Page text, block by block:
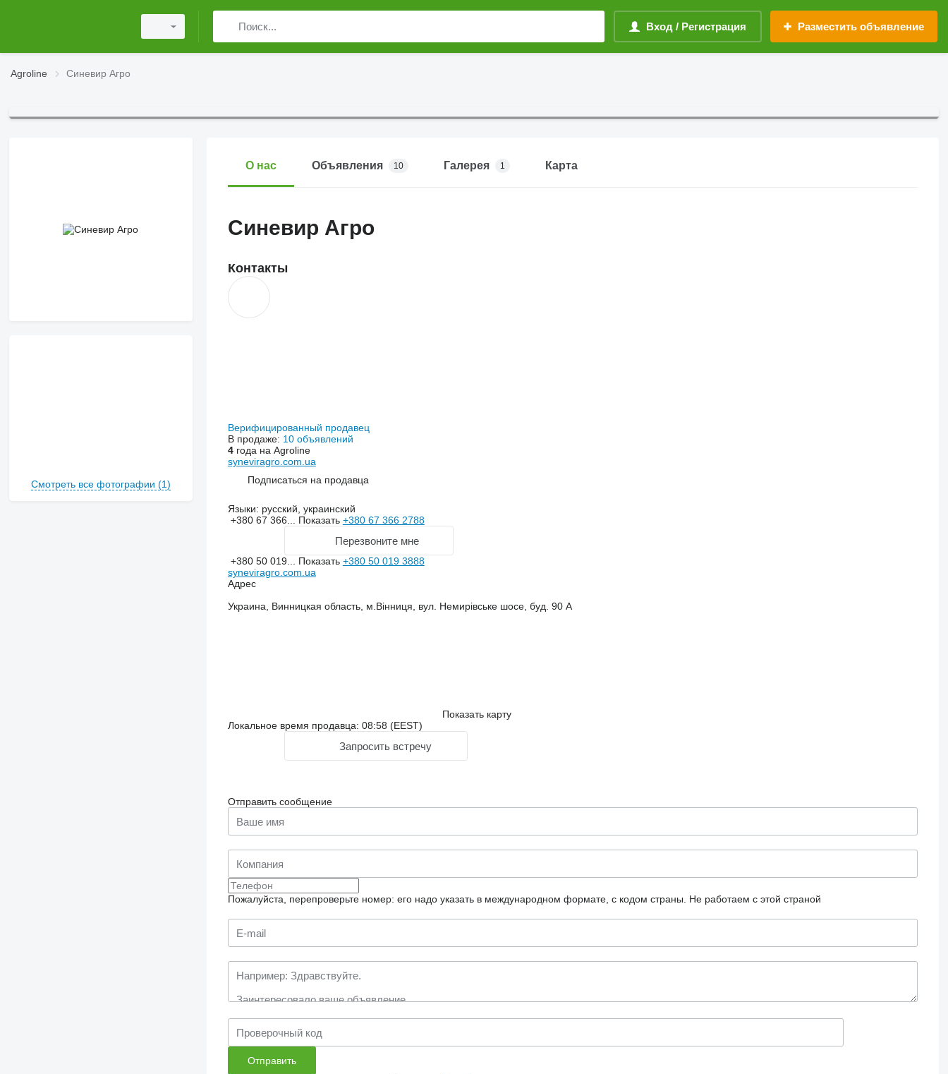
Вход / Регистрация Разместить объявление
Agroline Синевир Агро
Смотреть все фотографии (1)
О нас Объявления 10 Галерея 1 Карта
Синевир Агро
Контакты
Верифицированный продавец
В продаже: 10 объявлений
4года на Agroline
syneviragro.com.ua
Подписаться на продавца
Языки: русский, украинский
+380 67 366... Показать +380 67 366 2788
Перезвоните мне
+380 50 019... Показать +380 50 019 3888
syneviragro.com.ua
Адрес
Украина, Винницкая область, м.Вінниця, вул. Немирівське шосе, буд. 90 А
Показать карту
Локальное время продавца: 08:58 (EEST)
Запросить встречу
Отправить сообщение
Пожалуйста, перепроверьте номер: его надо указать в международном формате, с кодом страны. Не работаем с этой страной